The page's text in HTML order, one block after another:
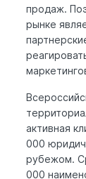
продаж.
рынке
активная
000
рубежом.
000